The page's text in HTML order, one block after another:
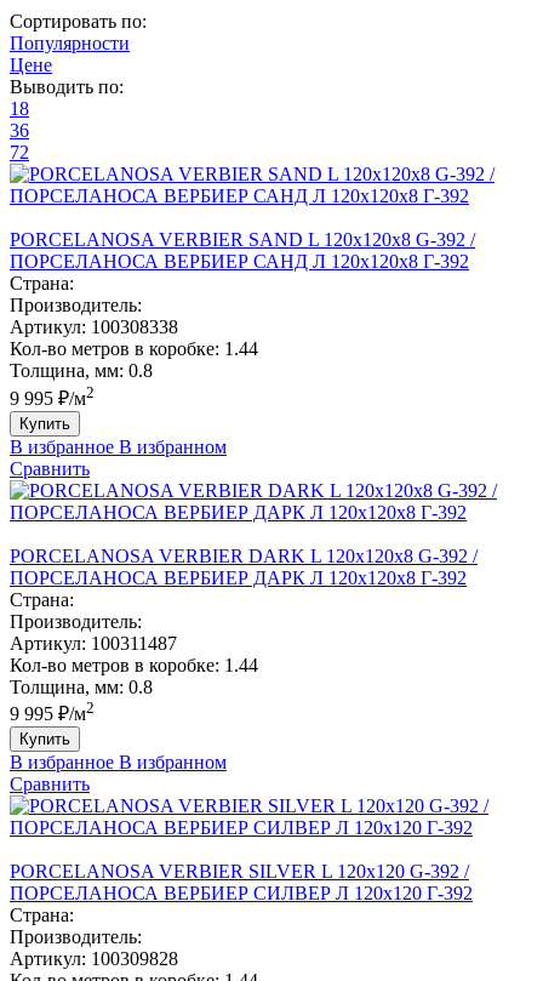
Сортировать по:
Популярности
Цене
Выводить по:
18
36
72
PORCELANOSA VERBIER SAND L 120х120х8 G-392 /
ПОРCЕЛАНОСА ВЕРБИЕР САНД Л 120х120х8 Г-392
Страна:
Производитель:
Артикул: 100308338
Кол-во метров в коробке: 1.44
Толщина, мм: 0.8
9 995 ₽/м2
Купить
В избранное В избранном
Сравнить
PORCELANOSA VERBIER DARK L 120х120x8 G-392 /
ПОРCЕЛАНОСА ВЕРБИЕР ДАРК Л 120х120x8 Г-392
Страна:
Производитель:
Артикул: 100311487
Кол-во метров в коробке: 1.44
Толщина, мм: 0.8
9 995 ₽/м2
Купить
В избранное В избранном
Сравнить
PORCELANOSA VERBIER SILVER L 120х120 G-392 /
ПОРCЕЛАНОСА ВЕРБИЕР СИЛВЕР Л 120х120 Г-392
Страна:
Производитель:
Артикул: 100309828